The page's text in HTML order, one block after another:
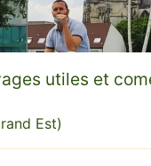
utiles et
Est)